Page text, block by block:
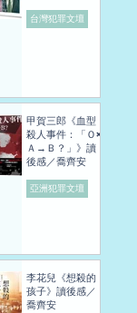
台灣犯罪文壇
甲賀三郎《血型
殺人事件：「Ｏ×
Ａ→Ｂ？」》讀
後感／喬齊安
亞洲犯罪文壇
李花兒《想殺的
孩子》讀後感／
喬齊安